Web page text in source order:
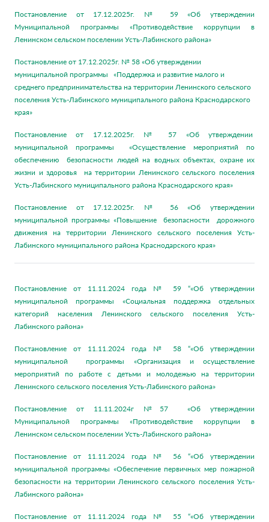
Постановление от 17.12.2025г. № 59 «Об утверждении
Муниципальной программы «Противодействие коррупции в
Ленинском сельском поселении Усть-Лабинского района»
Постановление от 17.12.2025г. № 58 «Об утверждении
муниципальной программы «Поддержка и развитие малого и
среднего предпринимательства на территории Ленинского сельского
поселения Усть-Лабинского муниципального района Краснодарского
края»
Постановление от 17.12.2025г. № 57 «Об утверждении
муниципальной программы «Осуществление мероприятий по
обеспечению безопасности людей на водных объектах, охране их
жизни и здоровья на территории Ленинского сельского поселения
Усть-Лабинского муниципального района Краснодарского края»
Постановление от 17.12.2025г. № 56 «Об утверждении
муниципальной программы «Повышение безопасности дорожного
движения на территории Ленинского сельского поселения Усть-
Лабинского муниципального района Краснодарского края»
Постановление от 11.11.2024 года № 59 “«Об утверждении
муниципальной программы «Социальная поддержка отдельных
категорий населения Ленинского сельского поселения Усть-
Лабинского района»
Постановление от 11.11.2024 года № 58 “«Об утверждении
муниципальной программы «Организация и осуществление
мероприятий по работе с детьми и молодежью на территории
Ленинского сельского поселения Усть-Лабинского района»
Постановление от 11.11.2024г №57 «Об утверждении
Муниципальной программы «Противодействие коррупции в
Ленинском сельском поселении Усть-Лабинского района»
Постановление от 11.11.2024 года № 56 “«Об утверждении
муниципальной программы «Обеспечение первичных мер пожарной
безопасности на территории Ленинского сельского поселения Усть-
Лабинского района»
Постановление от 11.11.2024 года № 55 “«Об утверждении